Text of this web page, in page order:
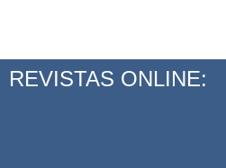
REVISTAS ONLINE: